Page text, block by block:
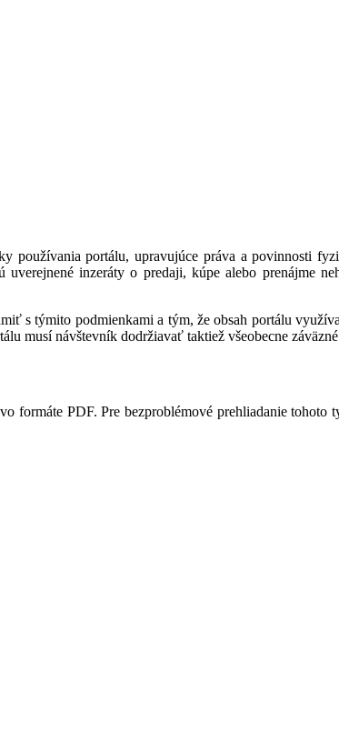
používania portálu, upravujúce práva a povinnosti
inzeráty o predaji, kúpe alebo prenájme
s týmito podmienkami a tým, že obsah portálu
musí návštevník dodržiavať taktiež všeobecne
formáte PDF. Pre bezproblémové prehliadanie